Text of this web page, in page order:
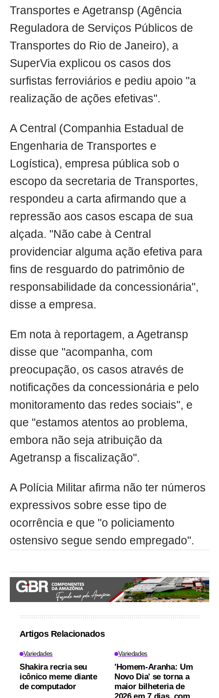
Transportes e Agetransp (Agência
Reguladora de Serviços Públicos de
Transportes do Rio de Janeiro), a
SuperVia explicou os casos dos
surfistas ferroviários e pediu apoio "a
realização de ações efetivas".
A Central (Companhia Estadual de
Engenharia de Transportes e
Logística), empresa pública sob o
escopo da secretaria de Transportes,
respondeu a carta afirmando que a
repressão aos casos escapa de sua
alçada. "Não cabe à Central
providenciar alguma ação efetiva para
fins de resguardo do patrimônio de
responsabilidade da concessionária",
disse a empresa.
Em nota à reportagem, a Agetransp
disse que "acompanha, com
preocupação, os casos através de
notificações da concessionária e pelo
monitoramento das redes sociais", e
que "estamos atentos ao problema,
embora não seja atribuição da
Agetransp a fiscalização".
A Polícia Militar afirma não ter números
expressivos sobre esse tipo de
ocorrência e que "o policiamento
ostensivo segue sendo empregado".
Artigos Relacionados
Variedades
Shakira recria seu
icônico meme diante
de computador
Variedades
'Homem-Aranha: Um
Novo Dia' se torna a
maior bilheteria de